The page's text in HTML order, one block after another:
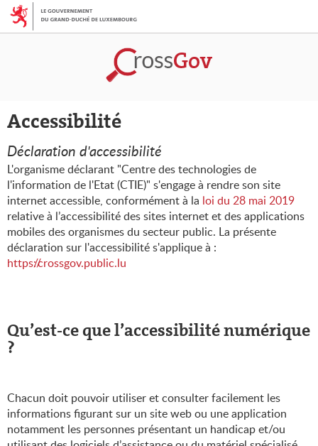
Aller
Aller
Accessibilité
Déclaration d'accessibilité
L'organisme déclarant "Centre des technologies de
l'information de l'Etat (CTIE)" s'engage à rendre son site
internet accessible, conformément à la loi du 28 mai 2019
relative à l’accessibilité des sites internet et des applications
mobiles des organismes du secteur public. La présente
déclaration sur l'accessibilité s'applique à :
https://crossgov.public.lu
Qu’est-ce que l’accessibilité numérique
?
Chacun doit pouvoir utiliser et consulter facilement les
informations figurant sur un site web ou une application
notamment les personnes présentant un handicap et/ou